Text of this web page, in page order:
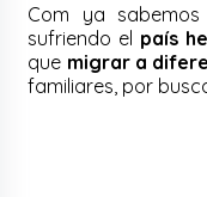
Com ya
sufriendo el país
que migrar a
familiares, por